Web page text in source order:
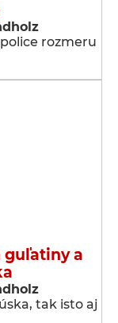
rozmeru
guľatiny a
tak isto aj